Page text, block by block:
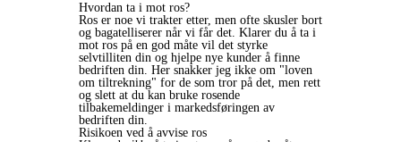
Hvordan ta i mot ros?
Ros er noe vi trakter etter, men ofte skusler bort
og bagatelliserer når vi får det. Klarer du å ta i
mot ros på en god måte vil det styrke
selvtilliten din og hjelpe nye kunder å finne
bedriften din. Her snakker jeg ikke om "loven
om tiltrekning" for de som tror på det, men rett
og slett at du kan bruke rosende
tilbakemeldinger i markedsføringen av
bedriften din.
Risikoen ved å avvise ros